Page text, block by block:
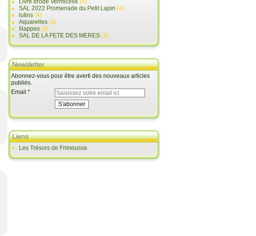
Livre brodé Vermicelle (4)
SAL 2022 Promenade du Petit Lapin (4)
lutins (4)
Aquarelles (3)
Nappes (3)
SAL DE LA FETE DES MERES (3)
Newsletter
Abonnez-vous pour être averti des nouveaux articles
publiés.
Email
Liens
Les Trésors de Frimousse